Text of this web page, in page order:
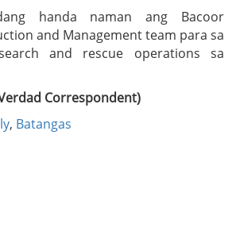
handa naman ang Bacoor
and Management team para sa
and rescue operations sa
Correspondent)
, Batangas